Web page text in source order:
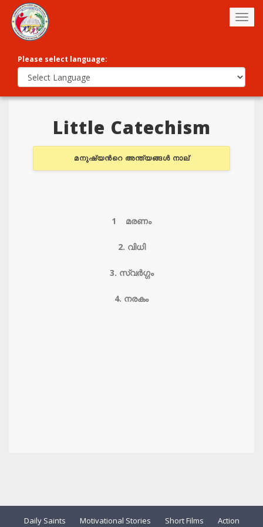
Please select language:
Little Catechism
മനുഷ്യന്‍റെ അന്ത്യങ്ങള്‍ നാല്‌
1 മരണം
2. വിധി
3. സ്വര്‍ഗ്ഗം
4. നരകം
Daily Saints Motivational Stories Short Films Action